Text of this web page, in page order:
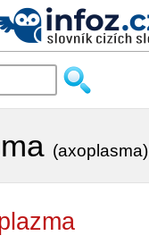
(axoplasma)